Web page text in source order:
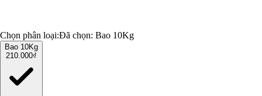
Chọn phân loại:Đã chọn: Bao 10Kg
Bao 10Kg
210.000₫